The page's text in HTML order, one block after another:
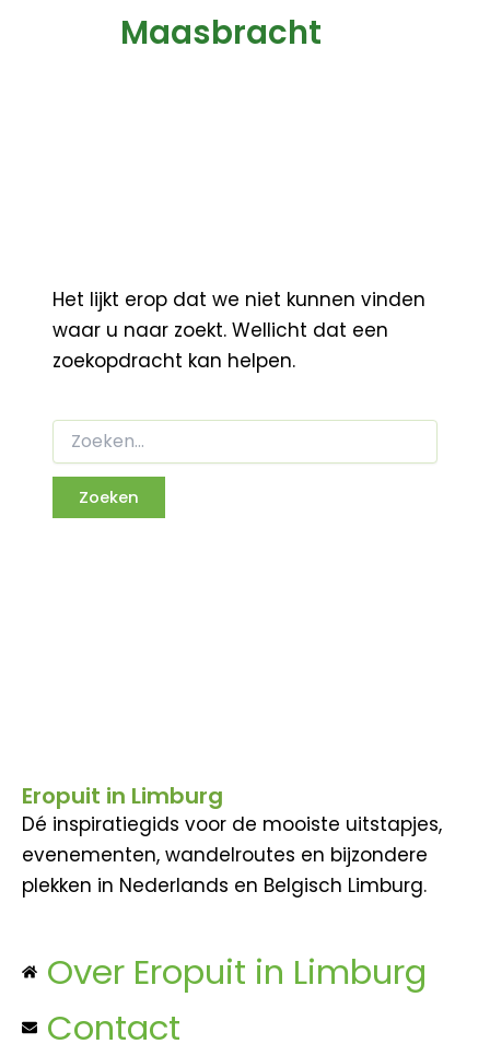
Maasbracht
Het lijkt erop dat we niet kunnen vinden
waar u naar zoekt. Wellicht dat een
zoekopdracht kan helpen.
Eropuit in Limburg
Dé inspiratiegids voor de mooiste uitstapjes,
evenementen, wandelroutes en bijzondere
plekken in Nederlands en Belgisch Limburg.
Over Eropuit in Limburg
Contact